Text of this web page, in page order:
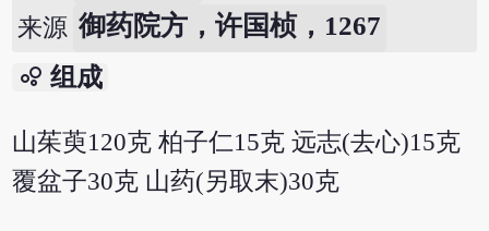
来源 御药院方，许国桢，1267
bubble_chart 组成
山茱萸120克 柏子仁15克 远志(去心)15克
覆盆子30克 山药(另取末)30克